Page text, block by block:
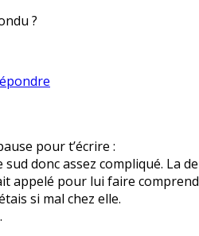
?
pour t’écrire :
donc assez compliqué. La
appelé pour lui faire
si mal chez elle.